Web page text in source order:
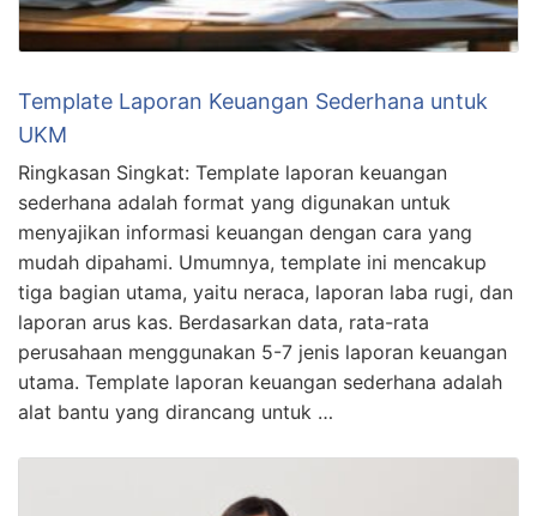
Template Laporan Keuangan Sederhana untuk
UKM
Ringkasan Singkat: Template laporan keuangan
sederhana adalah format yang digunakan untuk
menyajikan informasi keuangan dengan cara yang
mudah dipahami. Umumnya, template ini mencakup
tiga bagian utama, yaitu neraca, laporan laba rugi, dan
laporan arus kas. Berdasarkan data, rata-rata
perusahaan menggunakan 5-7 jenis laporan keuangan
utama. Template laporan keuangan sederhana adalah
alat bantu yang dirancang untuk …